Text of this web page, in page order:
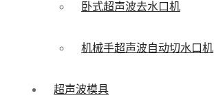
卧式超声波去水口机
机械手超声波自动切水口机
超声波模具